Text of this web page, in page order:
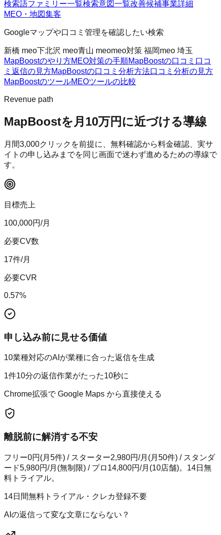
検索語ファミリー一覧検索意図一覧改善候補事業詳細
MEO・地図集客
Googleマップや口コミ管理を確認したい検索
新橋 meo下北沢 meo青山 meomeo対策 福岡meo 埼玉
MapBoostのやり方MEO対策の手順MapBoostの口コミ 口コ
ミ返信の見方MapBoostの口コミ分析方法口コミ分析の見方
MapBoostのツールMEOツールの比較
Revenue path
MapBoostを月10万円に近づける導線
月間3,000クリックを前提に、無料確認から料金確認、実サ
イトの申し込みまでを同じ画面で迷わず進めるための導線で
す。
目標売上
100,000円/月
必要CV数
17件/月
必要CVR
0.57%
申し込み前に見せる価値
10業種対応のAIが業種に合った返信を生成
1件10分の返信作業がたった10秒に
Chrome拡張で Google Maps から直接使える
離脱前に解消する不安
フリー0円(月5件) / スターター2,980円/月(月50件) / スタンダ
ード5,980円/月(無制限) / プロ14,800円/月(10店舗)。14日無
料トライアル。
14日間無料トライアル・クレカ登録不要
AIの返信って変な文章にならない？